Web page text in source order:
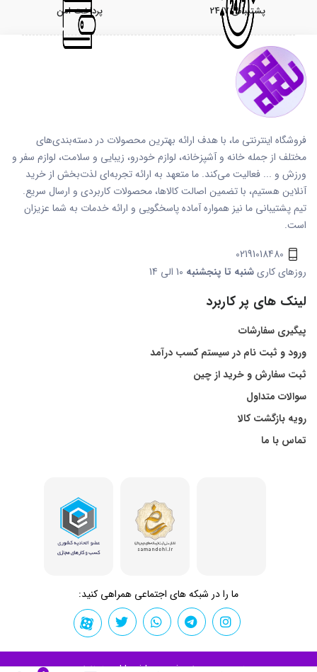
پشتیبانی 24/7 پرداخت امن
فروشگاه اینترنتی ما، با هدف ارائه بهترین محصولات در دسته‌بندی‌های
مختلف از جمله خانه و آشپزخانه، لوازم خودرو، زیبایی و سلامت، لوازم سفر و
ورزش و ... فعالیت می‌کند. ما متعهد به ارائه تجربه‌ای لذت‌بخش از خرید
آنلاین هستیم، با تضمین اصالت کالاها، محصولات کاربردی و ارسال سریع.
تیم پشتیبانی ما نیز همواره آماده پاسخگویی و ارائه خدمات به شما عزیزان
است.
02191018480
روزهای کاریشنبه تا پنجشنبه
لینک های پر کاربرد
پیگیری سفارشات
ورود و ثبت نام در سیستم کسب درآمد
ثبت سفارش و خرید از چین
سوالات متداول
رویه بازگشت کالا
تماس با ما
ما را در شبکه های اجتماعی همراهی کنید: